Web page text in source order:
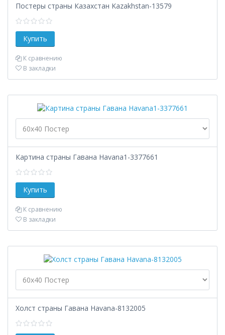
Постеры страны Казахстан Kazakhstan-13579
К сравнению
В закладки
Картина страны Гавана Havana1-3377661
К сравнению
В закладки
Холст страны Гавана Havana-8132005